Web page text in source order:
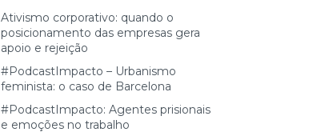
Ativismo corporativo: quando o
posicionamento das empresas gera
apoio e rejeição
#PodcastImpacto – Urbanismo
feminista: o caso de Barcelona
#PodcastImpacto: Agentes prisionais
e emoções no trabalho